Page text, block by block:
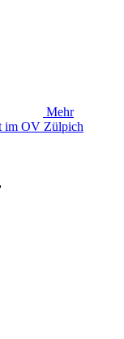
Mehr
im OV Zülpich